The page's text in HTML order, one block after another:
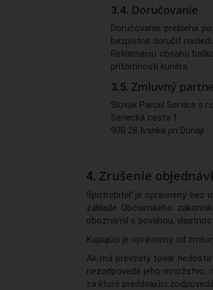
Doručovanie
Doručovanie prebieha
bezplatne doručiť
Reklamáciu obsahu
prítomnosti kuriéra.
Zmluvný
Slovak Parcel Service
Senecká cesta 1
900 28 Ivanka pri Dunaji
Zrušenie
Spotrebiteľ je oprávnený bez
základe Občianskeho
oboznámil s povahou,
Kupujúci je oprávnený od
Ak má prevzatý tovar
nezodpovedá jeho množstvo,
za ktoré predávajúci